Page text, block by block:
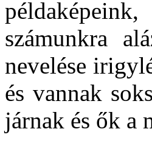
számunkra
nevelése
és vannak
járnak és ők